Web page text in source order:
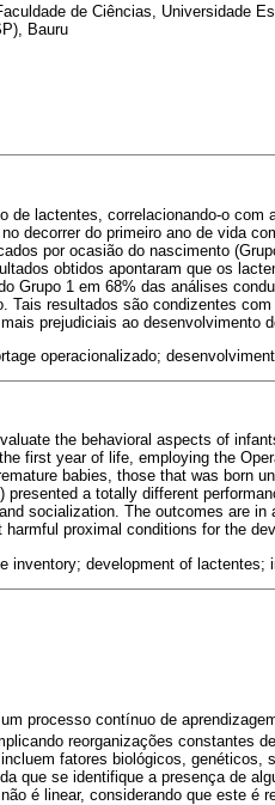
de Ciências, Universidade
Bauru
de lactentes, correlacionando-o
decorrer do primeiro ano de vida
por ocasião do nascimento
obtidos apontaram que os
Grupo 1 em 68% das análises
Tais resultados são condizentes
prejudiciais ao desenvolvimento
operacionalizado;
the behavioral aspects of
first year of life, employing the
babies, those that was born
presented a totally different
socialization. The outcomes are
proximal conditions for the
inventory; development of lactentes;
processo contínuo de
reorganizações constantes
fatores biológicos, genéticos,
que se identifique a presença de
é linear, considerando que este é